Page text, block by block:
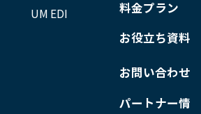
UM EDI 料金プラン
お役立ち資料
お問い合わせ
パートナー情